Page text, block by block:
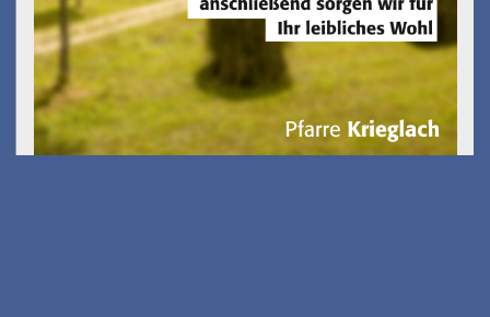
Gölkfest
am 15.08.2026